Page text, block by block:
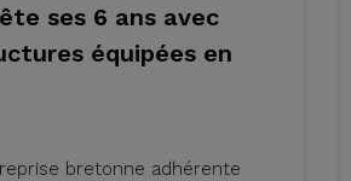
ses 6 ans avec
équipées en
bretonne adhérente